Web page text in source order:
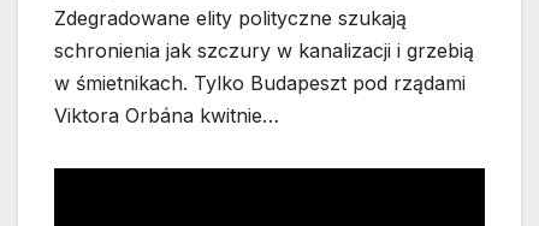
Zdegradowane elity polityczne szukają
schronienia jak szczury w kanalizacji i grzebią
w śmietnikach. Tylko Budapeszt pod rządami
Viktora Orbána kwitnie…